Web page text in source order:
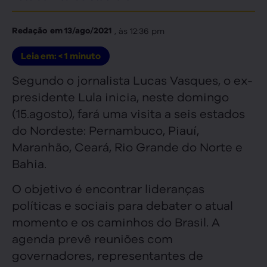
Redação em13/ago/2021 , às 12:36 pm
Leia em: < 1 minuto
Segundo o jornalista Lucas Vasques, o ex-
presidente Lula inicia, neste domingo
(15.agosto), fará uma visita a seis estados
do Nordeste: Pernambuco, Piauí,
Maranhão, Ceará, Rio Grande do Norte e
Bahia.
O objetivo é encontrar lideranças
políticas e sociais para debater o atual
momento e os caminhos do Brasil. A
agenda prevê reuniões com
governadores, representantes de